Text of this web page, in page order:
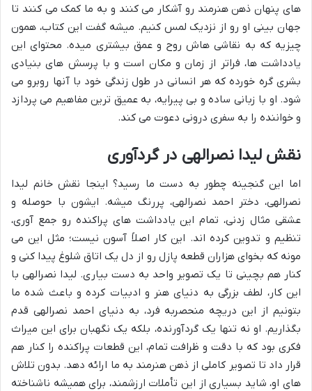
های پنهان ذهن هنرمند رو آشکار می کنند و به ما کمک می کنند تا
جهان بینی او رو از نزدیک لمس کنیم. میشه گفت این کتاب، همون
چیزیه که به نقاشی هاش روح و عمق بیشتری میده. محتوای این
یادداشت ها، فراتر از زمان و مکان است و با پرسش های بنیادی
بشری گره خورده که هر انسانی در طول زندگی خود با آنها روبرو می
شود. او با زبانی ساده و بی پیرایه، به عمیق ترین مفاهیم می پردازد
و خواننده را به سفری درونی دعوت می کند.
نقش لیدا نصرالهی در گردآوری
اما این گنجینه چطور به دست ما رسید؟ اینجا نقش خانم لیدا
نصرالهی، دختر احمد نصرالهی، پررنگ میشه. ایشون با حوصله و
عشقی مثال زدنی، تمام این یادداشت های پراکنده رو جمع آوری،
تنظیم و تدوین کرده اند. این کار اصلاً آسون نیست؛ مثل این می
مونه که بخوای هزاران قطعه پازل رو از دل یک اتاق شلوغ پیدا کنی و
کنار هم بچینی تا یک تصویر واحد به دست بیاری. لیدا نصرالهی با
این کار، لطف بزرگی به دنیای هنر و ادبیات کرده و باعث شده ما
بتونیم از این دریچه منحصربه فرد، به دنیای احمد نصرالهی قدم
بگذاریم. او نه تنها یک گردآورنده، بلکه یک نگهبان برای این میراث
فکری بود که با دقت و ظرافت تمام، این قطعات پراکنده را کنار هم
قرار داد تا تصویر کاملی از ذهن هنرمند به ما ارائه دهد. بدون تلاش
های او، شاید بسیاری از این تأملات ارزشمند، برای همیشه ناشناخته